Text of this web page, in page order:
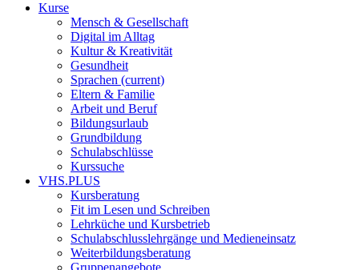
Kurse
Mensch & Gesellschaft
Digital im Alltag
Kultur & Kreativität
Gesundheit
Sprachen (current)
Eltern & Familie
Arbeit und Beruf
Bildungsurlaub
Grundbildung
Schulabschlüsse
Kurssuche
VHS.PLUS
Kursberatung
Fit im Lesen und Schreiben
Lehrküche und Kursbetrieb
Schulabschlusslehrgänge und Medieneinsatz
Weiterbildungsberatung